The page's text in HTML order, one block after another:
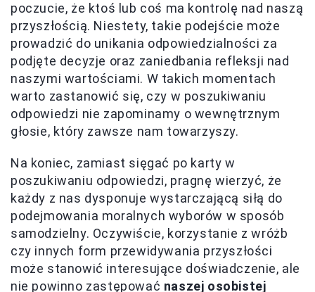
poczucie, że ktoś lub coś ma kontrolę nad naszą
przyszłością. Niestety, takie podejście może
prowadzić do unikania odpowiedzialności za
podjęte decyzje oraz zaniedbania refleksji nad
naszymi wartościami. W takich momentach
warto zastanowić się, czy w poszukiwaniu
odpowiedzi nie zapominamy o wewnętrznym
głosie, który zawsze nam towarzyszy.
Na koniec, zamiast sięgać po karty w
poszukiwaniu odpowiedzi, pragnę wierzyć, że
każdy z nas dysponuje wystarczającą siłą do
podejmowania moralnych wyborów w sposób
samodzielny. Oczywiście, korzystanie z wróżb
czy innych form przewidywania przyszłości
może stanowić interesujące doświadczenie, ale
nie powinno zastępować naszej osobistej